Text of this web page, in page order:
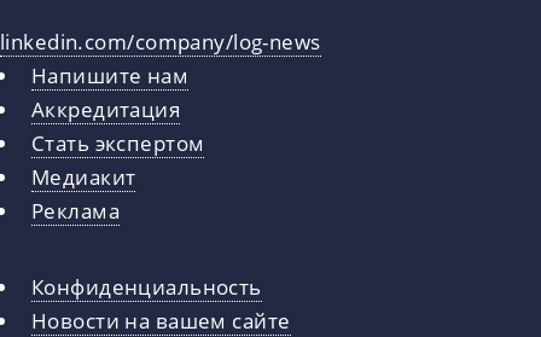
linkedin.com/company/log-news
Напишите нам
Аккредитация
Стать экспертом
Медиакит
Реклама
Конфиденциальность
Новости на вашем сайте